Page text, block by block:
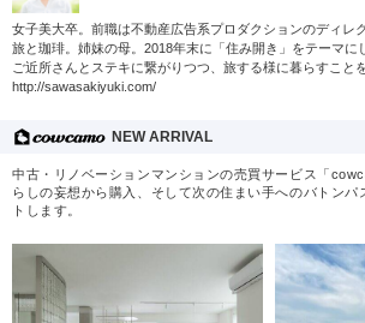
女子美大卒。前職は不動産広告系プロダクションのディレ
旅と珈琲。姉妹の母。2018年末に「住み開き」をテーマに
ご近所さんとステキに繋がりつつ、旅する様に暮らすこと
http://sawasakiyuki.com/
NEW ARRIVAL
中古・リノベーションマンションの売買サービス「
らしの妄想から購入、そして次の住まい手へのバトンパ
トします。